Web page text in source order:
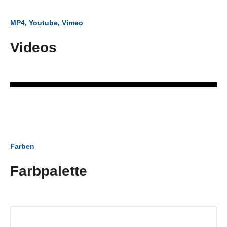
MP4, Youtube, Vimeo
Videos
Farben
Farbpalette